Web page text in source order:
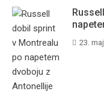
23.